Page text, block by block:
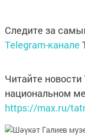
Следите за
Telegram-канале
Читайте новости
национальном
https://max.ru/